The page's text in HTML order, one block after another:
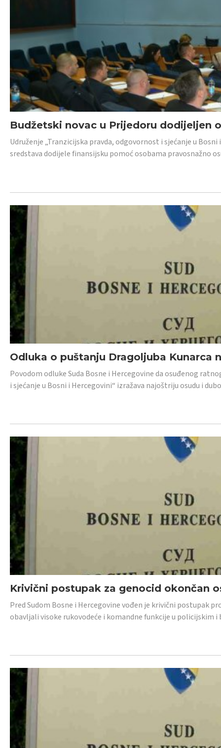
Budžetski novac u Prijedoru dodijeljen
Udruženje „Tranzicijska pravda, odgovornost i sjećanje u
sredstava dodijele finansijsku pomoć osobama pravosnažno
Odluka o puštanju Dragoljuba Kunarca
Povodom odluke Suda Bosne i Hercegovine da osuđenog
i sjećanje u Bosni i Hercegovini“ izražava najoštriju osudu i
Krivični postupak za genocid okončan
Pred Sudom Bosne i Hercegovine vođen je krivični postupak
obavljali visoke rukovodeće i komandne funkcije u policijskim